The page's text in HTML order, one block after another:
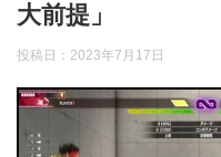
大前提」
投稿日： 2023年7月17日